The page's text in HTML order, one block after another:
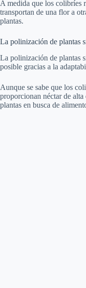
A medida que los colibríes
transportan de una flor a
plantas.
La polinización de plantas
La polinización de plantas
posible gracias a la
Aunque se sabe que los
proporcionan néctar de
plantas en busca de